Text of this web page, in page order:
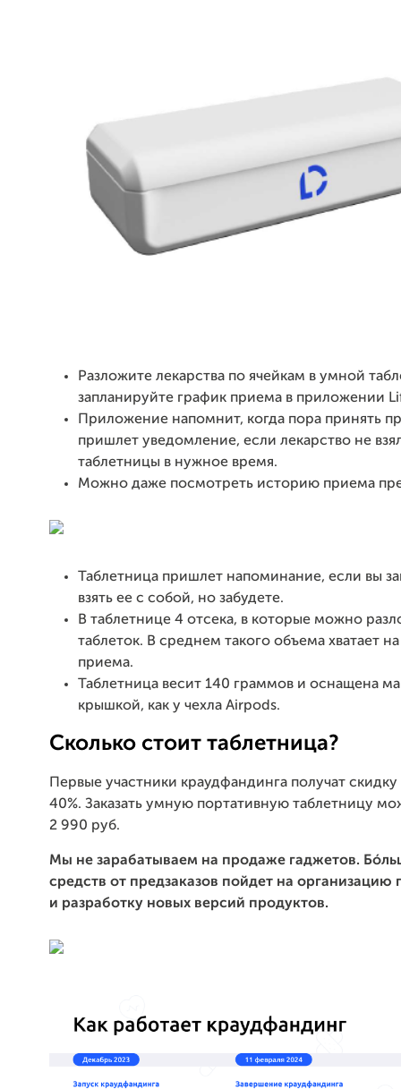
Разложите лекарства по ячейкам в умной
запланируйте график приема в приложении
Приложение напомнит, когда пора принять
пришлет уведомление, если лекарство не
таблетницы в нужное время.
Можно даже посмотреть историю приема
Таблетница пришлет напоминание, если вы
взять ее с собой, но забудете.
В таблетнице 4 отсека, в которые можно
таблеток. В среднем такого объема хватает
приема.
Таблетница весит 140 граммов и оснащена
крышкой, как у чехла Airpods.
Сколько стоит таблетница?
Первые участники краудфандинга получат скидку
40%. Заказать умную портативную таблетницу
2 990 руб.
Мы не зарабатываем на продаже гаджетов.
средств от предзаказов пойдет на организацию
и разработку новых версий продуктов.